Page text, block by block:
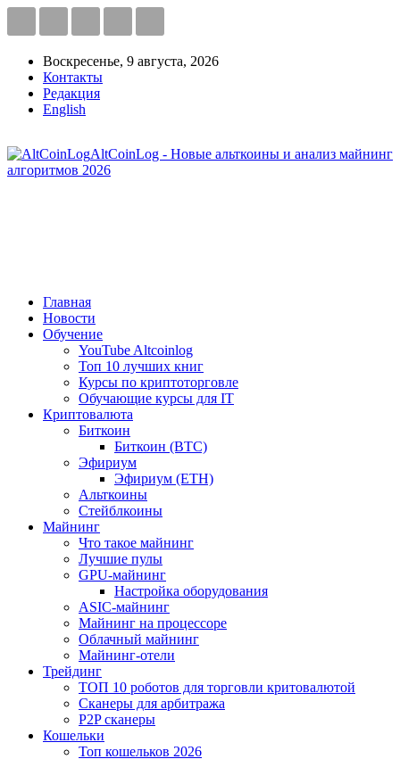
Воскресенье, 9 августа, 2026
Контакты
Редакция
English
AltCoinLog - Новые альткоины и анализ майнинг
алгоритмов 2026
Главная
Новости
Обучение
YouTube Altcoinlog
Топ 10 лучших книг
Курсы по криптоторговле
Обучающие курсы для IT
Криптовалюта
Биткоин
Биткоин (BTC)
Эфириум
Эфириум (ETH)
Альткоины
Стейблкоины
Майнинг
Что такое майнинг
Лучшие пулы
GPU-майнинг
Настройка оборудования
ASIC-майнинг
Майнинг на процессоре
Облачный майнинг
Майнинг-отели
Трейдинг
ТОП 10 роботов для торговли критовалютой
Сканеры для арбитража
P2P сканеры
Кошельки
Топ кошельков 2026